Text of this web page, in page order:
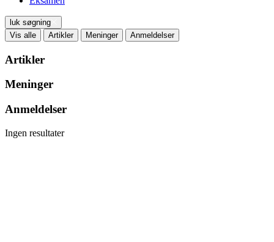
luk søgning
Vis alle
Artikler Meninger Anmeldelser
Artikler
Meninger
Anmeldelser
Ingen resultater